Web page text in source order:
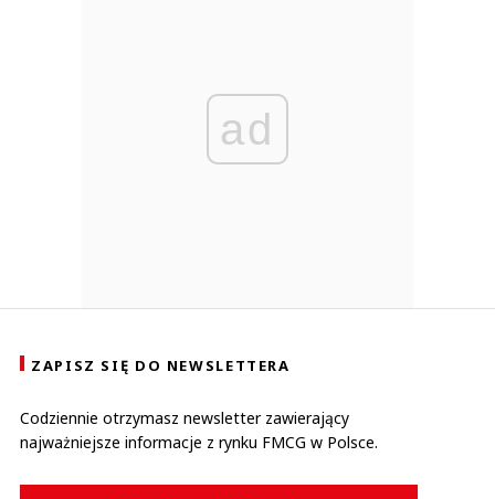
ad
ZAPISZ SIĘ DO NEWSLETTERA
Codziennie otrzymasz newsletter zawierający
najważniejsze informacje z rynku FMCG w Polsce.